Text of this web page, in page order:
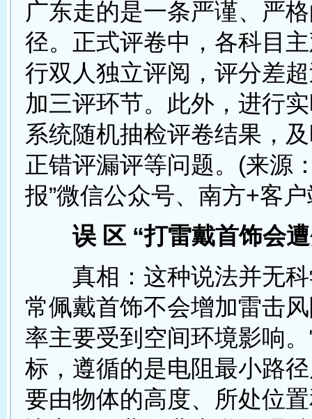
广东走的是一条严谨、严
径。正式评卷中，各科目
行双人独立评阅，评分差
加三评环节。此外，进行
系统随机抽检评卷结果，
正错评漏评等问题。(来源
报”微信公众号、南方+客
误 区 “打雷戴首饰会
真相：这种说法并无科
常佩戴首饰不会增加雷击
率主要受到空间环境影响
标，遵循的是电阻最小路
要由物体的高度、所处位